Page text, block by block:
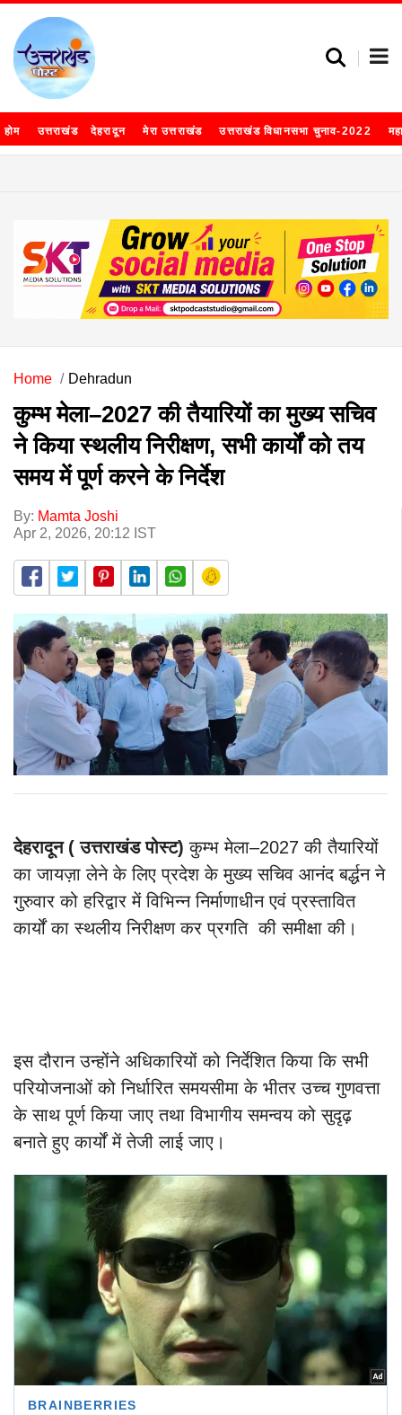
होम उत्तराखंड देहरादून मेरा उत्तराखंड उत्तराखंड विधानसभा चुनाव-2022
Home Dehradun
कुम्भ मेला–2027 की तैयारियों का मुख्य सचिव
ने किया स्थलीय निरीक्षण, सभी कार्यों को तय
समय में पूर्ण करने के निर्देश
By: Mamta Joshi
Apr 2, 2026, 20:12 IST
देहरादून ( उत्तराखंड पोस्ट)कुम्भ मेला–2027 की तैयारियों
का जायज़ा लेने के लिए प्रदेश के मुख्य सचिव आनंद बर्द्धन ने
गुरुवार को हरिद्वार में विभिन्न निर्माणाधीन एवं प्रस्तावित
कार्यों का स्थलीय निरीक्षण कर प्रगति की समीक्षा की।
इस दौरान उन्होंने अधिकारियों को निर्देशित किया कि सभी
परियोजनाओं को निर्धारित समयसीमा के भीतर उच्च गुणवत्ता
के साथ पूर्ण किया जाए तथा विभागीय समन्वय को सुदृढ़
बनाते हुए कार्यों में तेजी लाई जाए।